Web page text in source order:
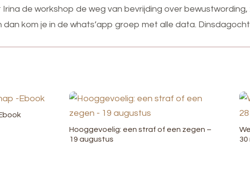
de workshop de weg van bevrijding over
dan kom je in de whats’app groep met alle data.
Hooggevoelig: een straf of een zegen –
19 augustus
30